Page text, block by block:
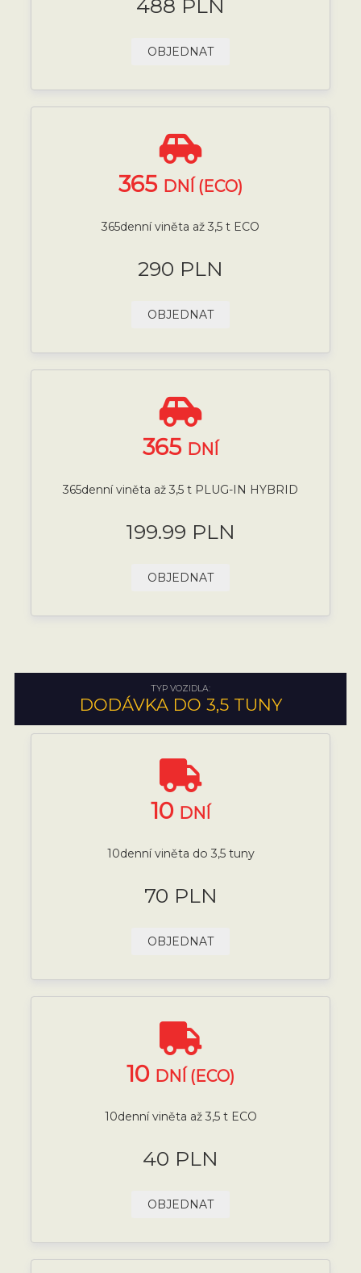
488 PLN
OBJEDNAT
365 DNÍ (ECO)
365denní viněta až 3,5 t ECO
290 PLN
OBJEDNAT
365 DNÍ
365denní viněta až 3,5 t PLUG-IN HYBRID
199.99 PLN
OBJEDNAT
TYP VOZIDLA:
DODÁVKA DO 3,5 TUNY
10 DNÍ
10denní viněta do 3,5 tuny
70 PLN
OBJEDNAT
10 DNÍ (ECO)
10denní viněta až 3,5 t ECO
40 PLN
OBJEDNAT